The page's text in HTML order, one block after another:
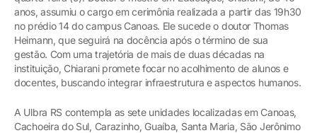
anos, assumiu o cargo em cerimônia realizada a partir das 19h30
no prédio 14 do campus Canoas. Ele sucede o doutor Thomas
Heimann, que seguirá na docência após o término de sua
gestão. Com uma trajetória de mais de duas décadas na
instituição, Chiarani promete focar no acolhimento de alunos e
docentes, buscando integrar infraestrutura e aspectos humanos.
A Ulbra RS contempla as sete unidades localizadas em Canoas,
Cachoeira do Sul, Carazinho, Guaíba, Santa Maria, São Jerônimo